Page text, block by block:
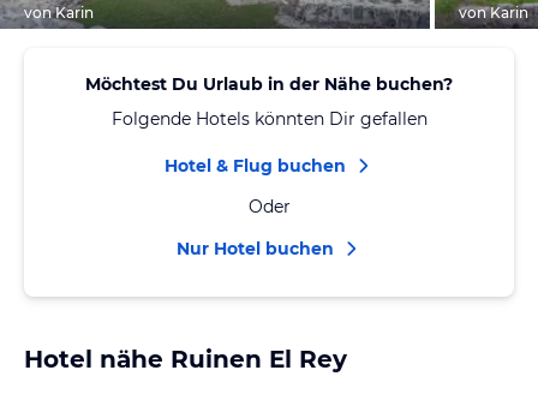
von Karin von Karin
Möchtest Du Urlaub in der Nähe buchen?
Folgende Hotels könnten Dir gefallen
Hotel & Flug buchen
Oder
Nur Hotel buchen
Hotel nähe Ruinen El Rey